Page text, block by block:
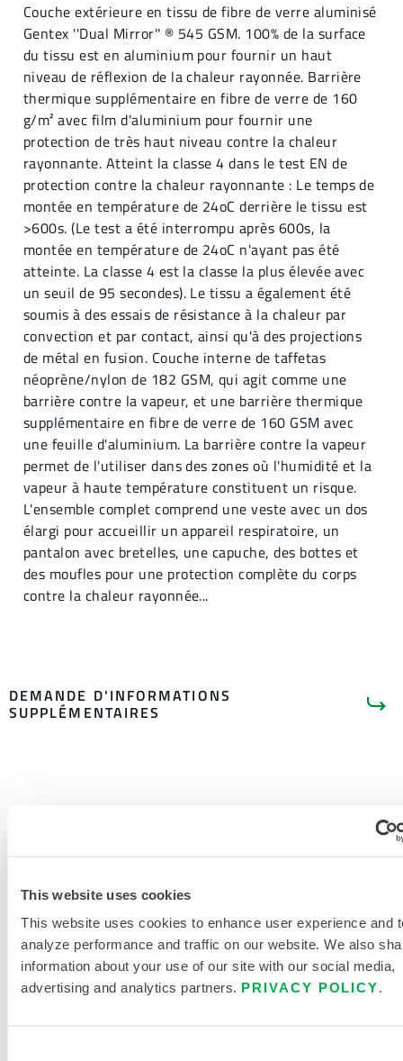
This website uses cookies
This website uses cookies to enhance user experience and
analyze performance and traffic on our website. We also
information about your use of our site with our social media,
advertising and analytics partners. PRIVACY POLICY.
Couche extérieure en tissu de fibre de verre aluminisé
Gentex ''Dual Mirror'' ® 545 GSM. 100% de la surface
du tissu est en aluminium pour fournir un haut
niveau de réflexion de la chaleur rayonnée. Barrière
thermique supplémentaire en fibre de verre de 160
g/m² avec film d'aluminium pour fournir une
protection de très haut niveau contre la chaleur
rayonnante. Atteint la classe 4 dans le test EN de
protection contre la chaleur rayonnante : Le temps de
montée en température de 24oC derrière le tissu est
>600s. (Le test a été interrompu après 600s, la
montée en température de 24oC n'ayant pas été
atteinte. La classe 4 est la classe la plus élevée avec
un seuil de 95 secondes). Le tissu a également été
soumis à des essais de résistance à la chaleur par
convection et par contact, ainsi qu'à des projections
de métal en fusion. Couche interne de taffetas
néoprène/nylon de 182 GSM, qui agit comme une
barrière contre la vapeur, et une barrière thermique
supplémentaire en fibre de verre de 160 GSM avec
une feuille d'aluminium. La barrière contre la vapeur
permet de l'utiliser dans des zones où l'humidité et la
vapeur à haute température constituent un risque.
L'ensemble complet comprend une veste avec un dos
élargi pour accueillir un appareil respiratoire, un
pantalon avec bretelles, une capuche, des bottes et
des moufles pour une protection complète du corps
contre la chaleur rayonnée...
DEMANDE D'INFORMATIONS
SUPPLÉMENTAIRES
PRODUITS
GUIDE D'ACHAT DES VÊTEMENTS
ET ACCESSOIRES DE
PROTECTION CONTRE LA